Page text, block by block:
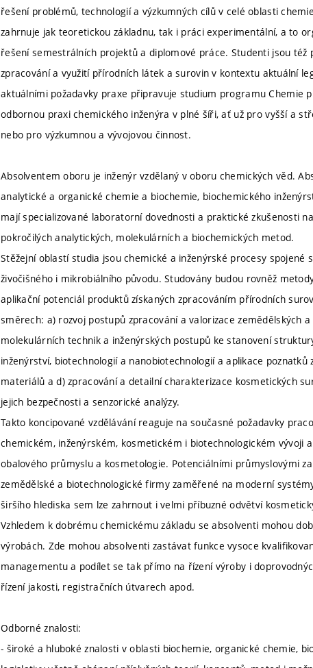
řešení problémů, technologií a výzkumných cílů v celé oblasti
zahrnuje jak teoretickou základnu, tak i práci experimentální, a to
řešení semestrálních projektů a diplomové práce. Studenti jsou
zpracování a využití přírodních látek a surovin v kontextu aktuální
aktuálními požadavky praxe připravuje studium programu Chemie
odbornou praxi chemického inženýra v plné šíři, ať už pro vyšší a
nebo pro výzkumnou a vývojovou činnost.
Absolventem oboru je inženýr vzdělaný v oboru chemických věd.
analytické a organické chemie a biochemie, biochemického
mají specializované laboratorní dovednosti a praktické zkušenosti
pokročilých analytických, molekulárních a biochemických metod.
Stěžejní oblastí studia jsou chemické a inženýrské procesy
živočišného i mikrobiálního původu. Studovány budou rovněž
aplikační potenciál produktů získaných zpracováním přírodních
směrech: a) rozvoj postupů zpracování a valorizace zemědělských
molekulárních technik a inženýrských postupů ke stanovení
inženýrství, biotechnologií a nanobiotechnologií a aplikace
materiálů a d) zpracování a detailní charakterizace kosmetických
jejich bezpečnosti a senzorické analýzy.
Takto koncipované vzdělávání reaguje na současné požadavky
chemickém, inženýrském, kosmetickém i biotechnologickém vývoji
obalového průmyslu a kosmetologie. Potenciálními průmyslovými
zemědělské a biotechnologické firmy zaměřené na moderní
širšího hlediska sem lze zahrnout i velmi příbuzné odvětví
Vzhledem k dobrému chemickému základu se absolventi mohou
výrobách. Zde mohou absolventi zastávat funkce vysoce
managementu a podílet se tak přímo na řízení výroby i
řízení jakosti, registračních útvarech apod.
Odborné znalosti:
- široké a hluboké znalosti v oblasti biochemie, organické chemie,